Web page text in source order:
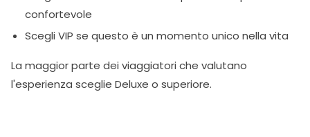
confortevole
Scegli VIP se questo è un momento unico nella vita
La maggior parte dei viaggiatori che valutano
l'esperienza sceglie Deluxe o superiore.